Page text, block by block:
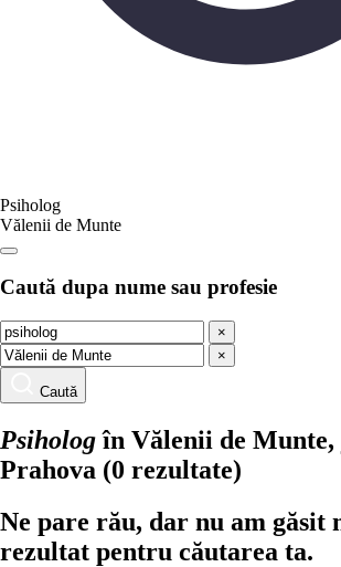
Psiholog
Vălenii de Munte
Caută dupa nume sau profesie
×
×
Caută
Psihologîn Vălenii de Munte,
Prahova (0 rezultate)
Ne pare rău, dar nu am găsit
rezultat pentru căutarea ta.